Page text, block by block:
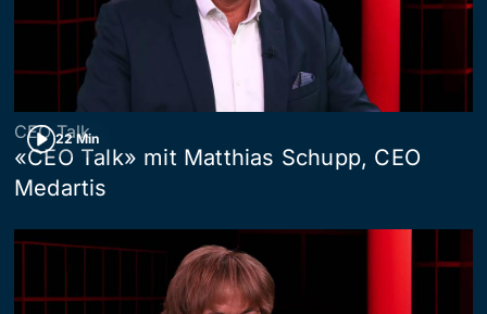
22 Min
CEO Talk
«CEO Talk» mit Matthias Schupp, CEO
Medartis